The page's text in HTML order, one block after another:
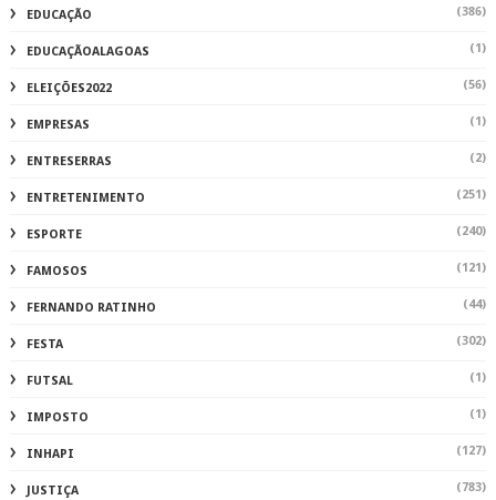
EDUCAÇÃO (386)
EDUCAÇÃOALAGOAS (1)
ELEIÇÕES2022 (56)
EMPRESAS (1)
ENTRESERRAS (2)
ENTRETENIMENTO (251)
ESPORTE (240)
FAMOSOS (121)
FERNANDO RATINHO (44)
FESTA (302)
FUTSAL (1)
IMPOSTO (1)
INHAPI (127)
JUSTIÇA (783)